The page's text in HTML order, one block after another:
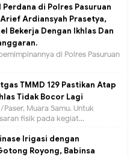
Perdana di Polres Pasuruan
Arief Ardiansyah Prasetya,
Bekerja Dengan Ikhlas Dan
di Polres Pasuruan
TMMD 129 Pastikan Atap
Tidak Bocor Lagi
Muara Samu. Untuk
fisik pada kegiat...
Irigasi dengan
Royong, Babinsa